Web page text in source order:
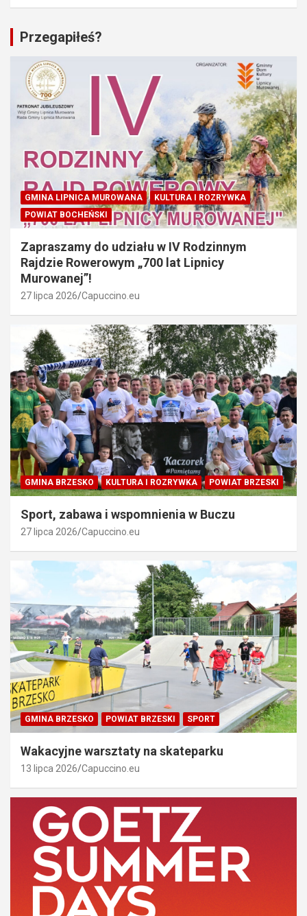
Przegapiłeś?
GMINA LIPNICA MUROWANA
KULTURA I ROZRYWKA
POWIAT BOCHEŃSKI
Zapraszamy do udziału w IV Rodzinnym
Rajdzie Rowerowym „700 lat Lipnicy
Murowanej”!
27 lipca 2026 Capuccino.eu
GMINA BRZESKO KULTURA I ROZRYWKA POWIAT BRZESKI
Sport, zabawa i wspomnienia w Buczu
27 lipca 2026 Capuccino.eu
GMINA BRZESKO POWIAT BRZESKI SPORT
Wakacyjne warsztaty na skateparku
13 lipca 2026 Capuccino.eu